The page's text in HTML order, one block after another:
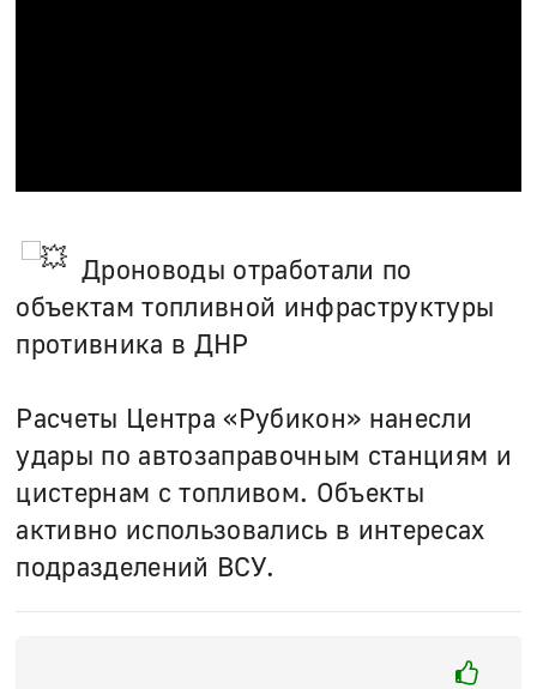
Дроноводы отработали по
объектам топливной инфраструктуры
противника в ДНР
Расчеты Центра «Рубикон» нанесли
удары по автозаправочным станциям и
цистернам с топливом. Объекты
активно использовались в интересах
подразделений ВСУ.